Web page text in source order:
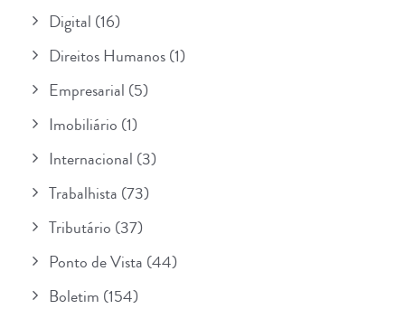
Digital (16)
Direitos Humanos(1)
Empresarial (5)
Imobiliário (1)
Internacional (3)
Trabalhista (73)
Tributário (37)
Ponto de Vista (44)
Boletim (154)